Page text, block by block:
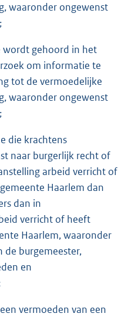
waaronder ongewenst
wordt gehoord in het
om informatie te
tot de vermoedelijke
waaronder ongewenst
die krachtens
naar burgerlijk recht of
arbeid verricht of
Haarlem dan
dan in
verricht of heeft
Haarlem, waaronder
burgemeester,
en
vermoeden van een